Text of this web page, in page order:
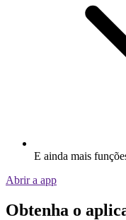
E ainda mais
Abrir a app
Obtenha o